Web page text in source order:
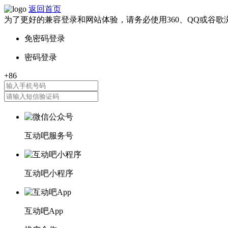
返回首页
为了更好的兼容登录和网站体验，请务必使用360、QQ或谷歌
互动吧服务号
互动吧小程序
互动吧App